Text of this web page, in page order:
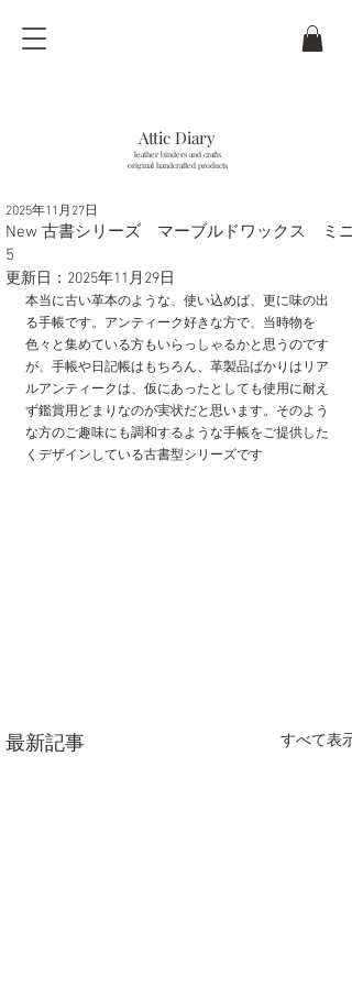
Attic Diary
leather binders and crafts
original handcrafted products
New 古書シリーズ マーブルドワックス ミニ
5
2025年11月27日
更新日： 2025年11月29日
本当に古い革本のような、使い込めば、更に味の出
る手帳です。アンティーク好きな方で、当時物を
色々と集めている方もいらっしゃるかと思うのです
が、手帳や日記帳はもちろん、革製品ばかりはリア
ルアンティークは、仮にあったとしても使用に耐え
ず鑑賞用どまりなのが実状だと思います。そのよう
な方のご趣味にも調和するような手帳をご提供した
くデザインしている古書型シリーズです
最新記事 すべて表示